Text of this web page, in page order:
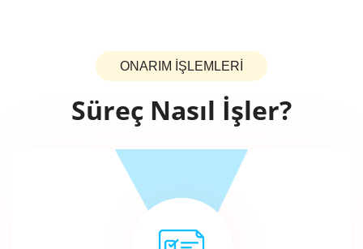
ONARIM İŞLEMLERİ
Süreç Nasıl İşler?